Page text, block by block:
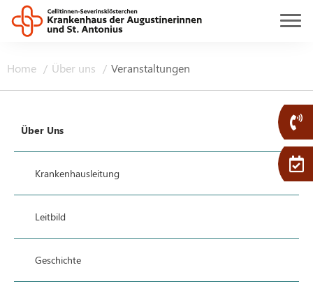
Home Über uns Veranstaltungen
Über Uns
Krankenhausleitung
Leitbild
Geschichte